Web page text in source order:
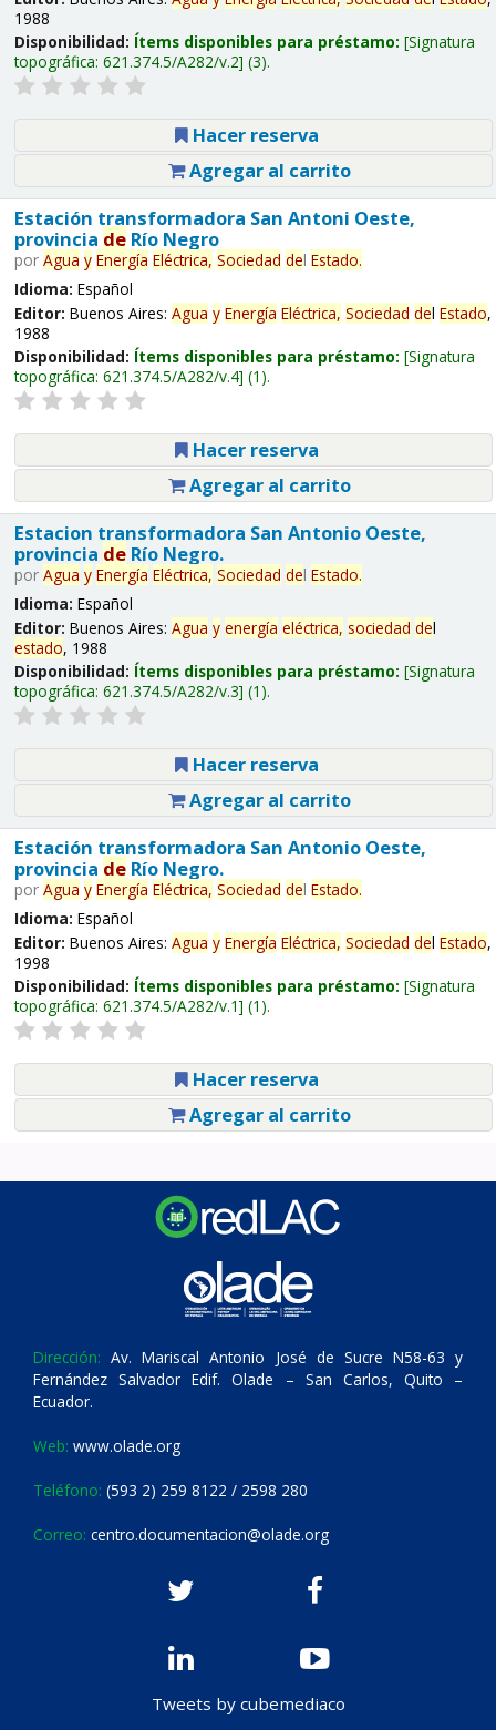
1988
Disponibilidad: Ítems disponibles para préstamo: Signatura
topográfica: 621.374.5/A282/v.2 (3).
Hacer reserva
Agregar al carrito
Estación transformadora San Antoni Oeste,
provincia deRío Negro
por Agua y Energía Eléctrica, Sociedad del Estado.
Idioma: Español
Editor: Buenos Aires: Agua y Energía Eléctrica, Sociedad del Estado,
1988
Disponibilidad: Ítems disponibles para préstamo: Signatura
topográfica: 621.374.5/A282/v.4 (1).
Hacer reserva
Agregar al carrito
Estacion transformadora San Antonio Oeste,
provincia deRío Negro.
por Agua y Energía Eléctrica, Sociedad del Estado.
Idioma: Español
Editor: Buenos Aires: Agua y energía eléctrica, sociedad del
estado, 1988
Disponibilidad: Ítems disponibles para préstamo: Signatura
topográfica: 621.374.5/A282/v.3 (1).
Hacer reserva
Agregar al carrito
Estación transformadora San Antonio Oeste,
provincia deRío Negro.
por Agua y Energía Eléctrica, Sociedad del Estado.
Idioma: Español
Editor: Buenos Aires: Agua y Energía Eléctrica, Sociedad del Estado,
1998
Disponibilidad: Ítems disponibles para préstamo: Signatura
topográfica: 621.374.5/A282/v.1 (1).
Hacer reserva
Agregar al carrito
Dirección: Av. Mariscal Antonio José de Sucre N58-63 y
Fernández Salvador Edif. Olade – San Carlos, Quito –
Ecuador.
Web: www.olade.org
Teléfono: (593 2) 259 8122 / 2598 280
Correo: centro.documentacion@olade.org
Tweets by cubemediaco